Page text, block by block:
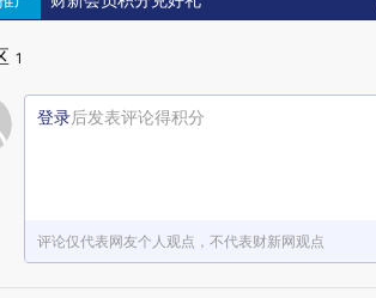
1
登录后发表评论得积分
评论仅代表网友个人观点，不代表财新网观点